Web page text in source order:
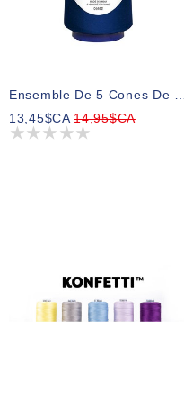
13,45$CA14,95$CA